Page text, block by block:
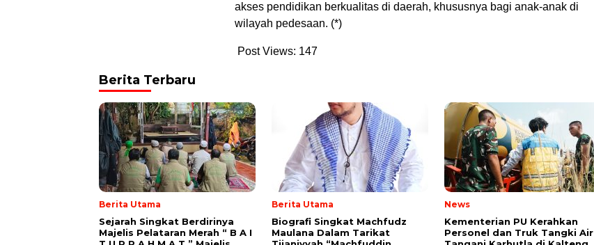
akses pendidikan berkualitas di daerah, khususnya bagi anak-anak di
wilayah pedesaan. (*)
Post Views: 147
Berita Terbaru
Berita Utama
Sejarah Singkat Berdirinya
Majelis Pelataran Merah “ B A I
Berita Utama
Biografi Singkat Machfudz
Maulana Dalam Tarikat
News
Kementerian PU Kerahkan
Personel dan Truk Tangki Air